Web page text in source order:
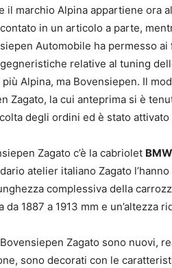
il marchio Alpina appartiene ora
in un articolo a parte,
Automobile ha permesso
relative al tuning
Alpina, ma Bovensiepen. Il
Zagato, la cui anteprima si è
degli ordini ed è stato
Zagato c’è la cabriolet
atelier italiano Zagato
complessiva della
1887 a 1913 mm e un’altezza
Zagato sono nuovi,
sono decorati con le